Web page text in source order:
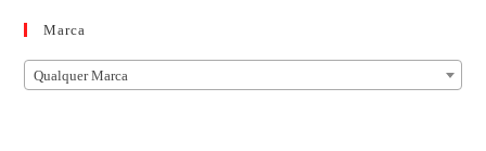
Marca
Qualquer Marca